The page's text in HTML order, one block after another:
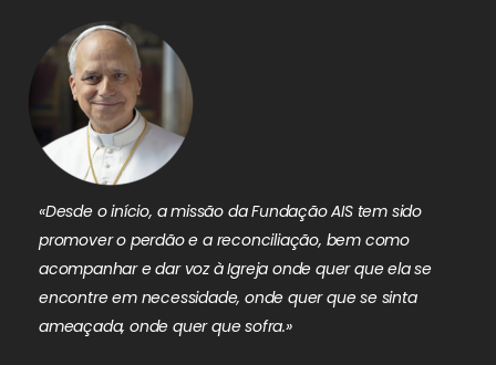
«Desde o início, a missão da Fundação AIS tem sido
promover o perdão e a reconciliação, bem como
acompanhar e dar voz à Igreja onde quer que ela se
encontre em necessidade, onde quer que se sinta
ameaçada, onde quer que sofra.»